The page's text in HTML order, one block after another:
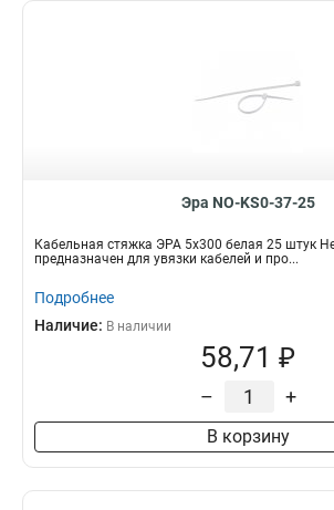
Эра NO-KS0-37-25
Кабельная стяжка ЭРА 5x300 белая 25 штук
предназначен для увязки кабелей и про...
Подробнее
Наличие: В наличии
58,71 ₽
– +
В корзину